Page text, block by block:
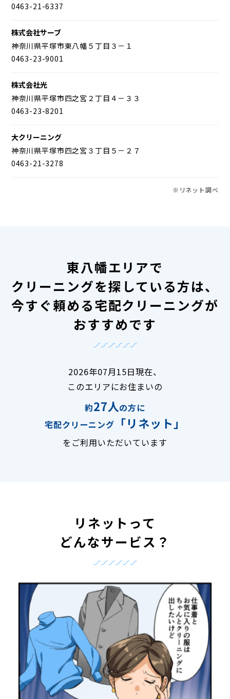
0463-21-6337
株式会社サーブ
神奈川県平塚市東八幡５丁目３－１
0463-23-9001
株式会社光
神奈川県平塚市四之宮２丁目４－３３
0463-23-8201
大クリーニング
神奈川県平塚市四之宮３丁目５－２７
0463-21-3278
※リネット調べ
東八幡エリアで
クリーニングを探している方は、
今すぐ頼める宅配クリーニングが
おすすめです
2026年07月15日現在、
このエリアにお住まいの
約27人の方に
宅配クリーニング
「リネット」
をご利用いただいています
リネットって
どんなサービス？